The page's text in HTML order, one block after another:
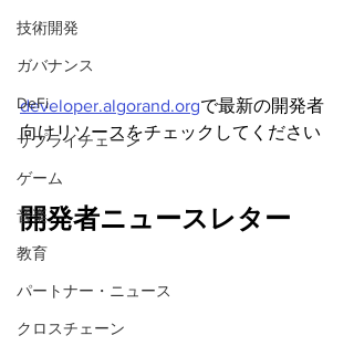
技術開発
ガバナンス
DeFi
サプライチェーン
ゲーム
音楽
教育
パートナー・ニュース
クロスチェーン
developer.algorand.orgで最新の開発者
向けリソースをチェックしてください
開発者ニュースレター